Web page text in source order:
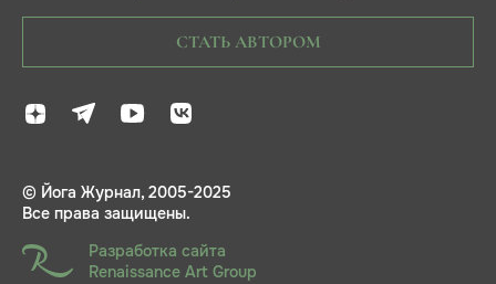
СТАТЬ АВТОРОМ
© Йога Журнал, 2005-2025
Все права защищены.
Разработка сайта
Renaissance Art Group